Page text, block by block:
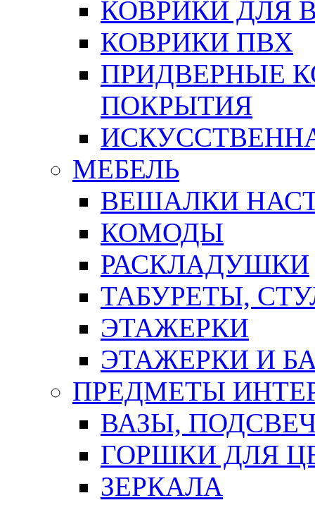
КОВРИКИ ДЛЯ
КОВРИКИ ПВХ
ПРИДВЕРНЫЕ
ПОКРЫТИЯ
МЕБЕЛЬ
ВЕШАЛКИ
КОМОДЫ
РАСКЛАДУШКИ
ТАБУРЕТЫ,
ЭТАЖЕРКИ
ЭТАЖЕРКИ И
ПРЕДМЕТЫ
ВАЗЫ,
ГОРШКИ ДЛЯ
ЗЕРКАЛА